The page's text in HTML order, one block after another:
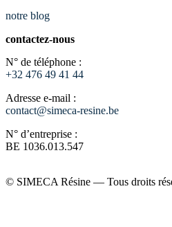
notre blog
contactez-nous
N° de téléphone :
+32 476 49 41 44
Adresse e-mail :
contact@simeca-resine.be
N° d’entreprise :
BE 1036.013.547
© SIMECA Résine — Tous droits